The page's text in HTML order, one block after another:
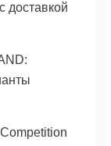
доставкой